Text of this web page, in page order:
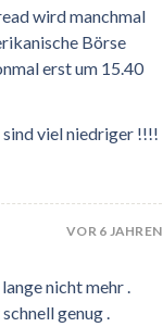
wird manchmal
Börse
erst um 15.40
sind viel niedriger !!!!
VOR 6 JAHREN
nicht mehr .
genug .